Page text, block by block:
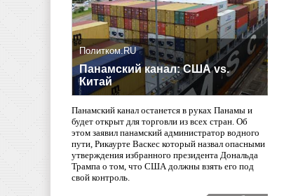
Политком.RU
Панамский канал: США vs.
Китай
Панамский канал останется в руках Панамы и
будет открыт для торговли из всех стран. Об
этом заявил панамский администратор водного
пути, Рикаурте Васкес который назвал опасными
утверждения избранного президента Дональда
Трампа о том, что США должны взять его под
свой контроль.